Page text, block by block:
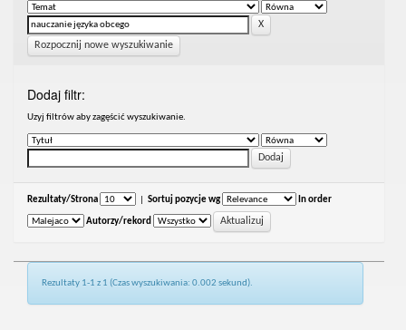
Rozpocznij nowe wyszukiwanie
Dodaj filtr:
Uzyj filtrów aby zagęścić wyszukiwanie.
Rezultaty/Strona Sortuj pozycje wg In order
Autorzy/rekord
Rezultaty 1-1 z 1 (Czas wyszukiwania: 0.002 sekund).